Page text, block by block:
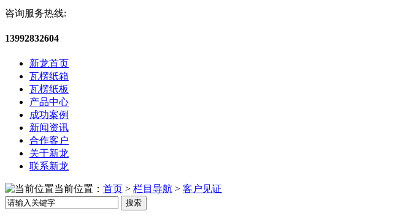
咨询服务热线:
13992832604
新龙首页
瓦楞纸箱
瓦楞纸板
产品中心
成功案例
新闻资讯
合作客户
关于新龙
联系新龙
当前位置： 首页 > 栏目导航 > 客户见证
搜索